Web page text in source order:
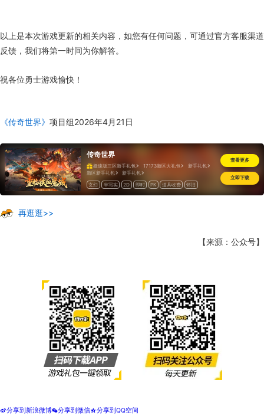
以上是本次游戏更新的相关内容，如您有任何问题，可通过官方客服渠道
反馈，我们将第一时间为你解答。
祝各位勇士游戏愉快！
《传奇世界》 项目组2026年4月21日
传奇世界
极速版三区新手礼包 17173新区大礼包
新手礼包
新区新手礼包
新手礼包
玄幻
半写实 2D 即时 PK 道具收费 怀旧
查看更多
立即下载
再逛逛>>
【来源：公众号】
t分享到新浪微博w分享到微信z分享到QQ空间